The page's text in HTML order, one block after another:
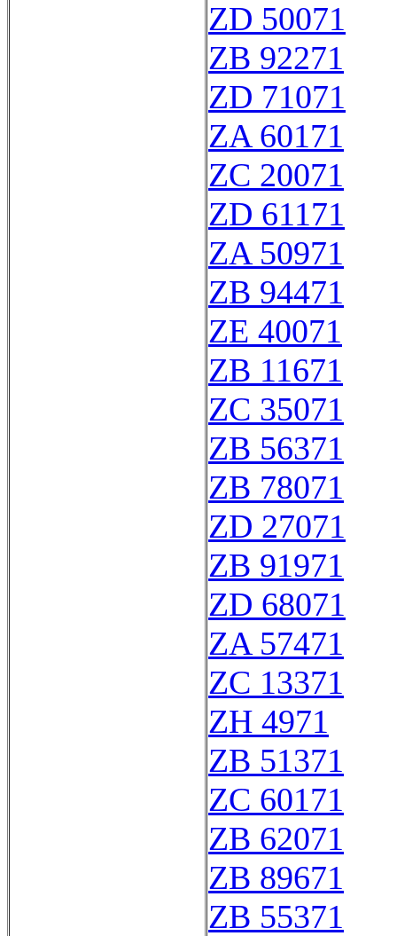
ZD 50071
ZB 92271
ZD 71071
ZA 60171
ZC 20071
ZD 61171
ZA 50971
ZB 94471
ZE 40071
ZB 11671
ZC 35071
ZB 56371
ZB 78071
ZD 27071
ZB 91971
ZD 68071
ZA 57471
ZC 13371
ZH 4971
ZB 51371
ZC 60171
ZB 62071
ZB 89671
ZB 55371